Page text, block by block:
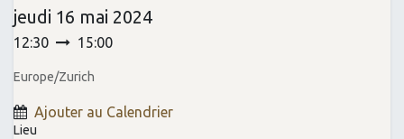
jeudi 16 mai 2024
12:30 15:00
Europe/Zurich
Ajouter au Calendrier
Lieu